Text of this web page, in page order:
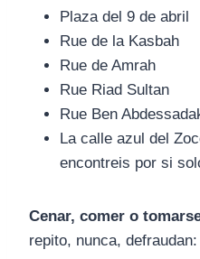
Plaza del 9 de abril
Rue de la Kasbah
Rue de Amrah
Rue Riad Sultan
Rue Ben
La calle azul del
encontreis por si
Cenar, comer o
repito, nunca, defraudan: